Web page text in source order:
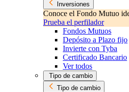
Inversiones
Conoce el Fondo Mutuo
Prueba el perfilador
Fondos Mutuos
Depósito a Plazo fijo
Invierte con Tyba
Certificado Bancario
Ver todos
Tipo de cambio
Tipo de cambio